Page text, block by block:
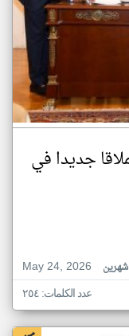
جديدا في
May 24, 2026
عدد الكلمات: ٢٥٤